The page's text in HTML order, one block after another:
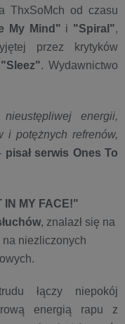
ThxSoMch od czasu
My Mind" i "Spiral",
przez krytyków
"Sleez". Wydawnictwo
nieustępliwej energii,
i potężnych refrenów,
pisał serwis Ones To
IN MY FACE!"
, znalazł się na
na niezliczonych
łączy niepokój
energią rapu z